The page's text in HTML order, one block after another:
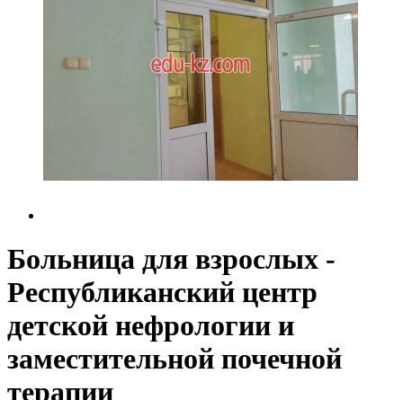
Больница для взрослых -
Республиканский центр
детской нефрологии и
заместительной почечной
терапии